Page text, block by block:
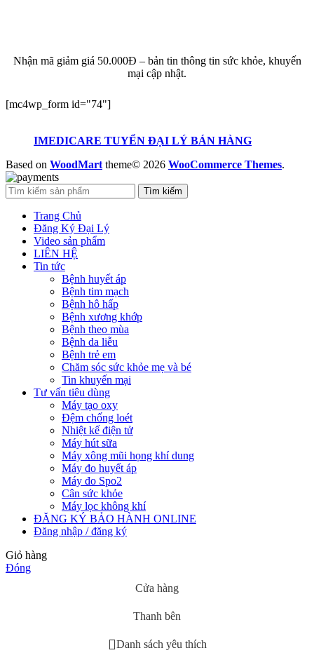
Nhận mã giảm giá 50.000Đ – bản tin thông tin sức khỏe, khuyến
mại cập nhật.
[mc4wp_form id="74"]
IMEDICARE TUYỂN ĐẠI LÝ BÁN HÀNG
Based on WoodMart theme© 2026 WooCommerce Themes.
Tìm kiếm
Trang Chủ
Đăng Ký Đại Lý
Video sản phẩm
LIÊN HỆ
Tin tức
Bệnh huyết áp
Bệnh tim mạch
Bệnh hô hấp
Bệnh xương khớp
Bệnh theo mùa
Bệnh da liễu
Bệnh trẻ em
Chăm sóc sức khỏe mẹ và bé
Tin khuyến mại
Tư vấn tiêu dùng
Máy tạo oxy
Đệm chống loét
Nhiệt kế điện tử
Máy hút sữa
Máy xông mũi họng khí dung
Máy đo huyết áp
Máy đo Spo2
Cân sức khỏe
Máy lọc không khí
ĐĂNG KÝ BẢO HÀNH ONLINE
Đăng nhập / đăng ký
Giỏ hàng
Đóng
Cửa hàng
Thanh bên
Danh sách yêu thích